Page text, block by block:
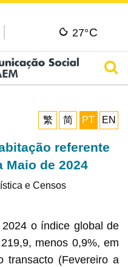
27°C
繁
简 PT EN
referente
Maio de 2024
e Censos
o índice global de
menos 0,9%, em
transacto (Fevereiro a